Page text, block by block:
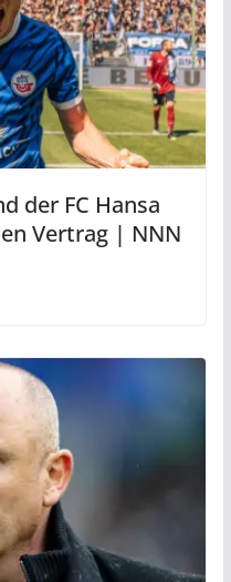
der FC Hansa
Vertrag | NNN